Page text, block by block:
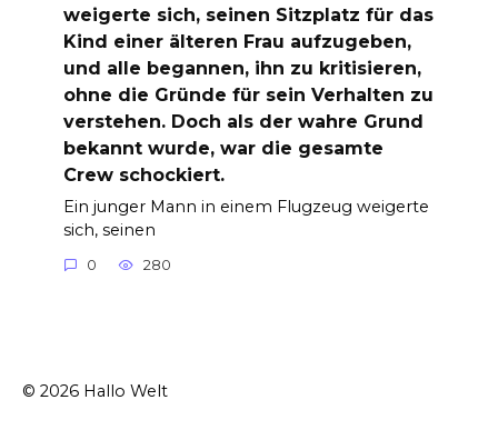
weigerte sich, seinen Sitzplatz für das
Kind einer älteren Frau aufzugeben,
und alle begannen, ihn zu kritisieren,
ohne die Gründe für sein Verhalten zu
verstehen. Doch als der wahre Grund
bekannt wurde, war die gesamte
Crew schockiert.
Ein junger Mann in einem Flugzeug weigerte
sich, seinen
0 280
© 2026 Hallo Welt